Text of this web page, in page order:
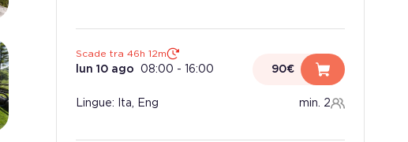
Scade tra 46h 12m
lun 10 ago 08:00 - 16:00 90€
Lingue: Ita, Eng min. 2